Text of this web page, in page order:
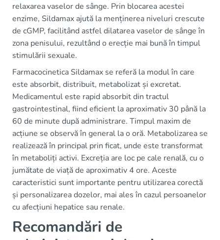
relaxarea vaselor de sânge. Prin blocarea acestei
enzime, Sildamax ajută la menținerea niveluri crescute
de cGMP, facilitând astfel dilatarea vaselor de sânge în
zona penisului, rezultând o erecție mai bună în timpul
stimulării sexuale.
Farmacocinetica Sildamax se referă la modul în care
este absorbit, distribuit, metabolizat și excretat.
Medicamentul este rapid absorbit din tractul
gastrointestinal, fiind eficient la aproximativ 30 până la
60 de minute după administrare. Timpul maxim de
acțiune se observă în general la o oră. Metabolizarea se
realizează în principal prin ficat, unde este transformat
în metaboliți activi. Excreția are loc pe cale renală, cu o
jumătate de viață de aproximativ 4 ore. Aceste
caracteristici sunt importante pentru utilizarea corectă
și personalizarea dozelor, mai ales în cazul persoanelor
cu afecțiuni hepatice sau renale.
Recomandări de